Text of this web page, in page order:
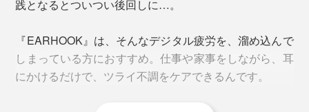
践となるとついつい後回しに…。
『EARHOOK』は、そんなデジタル疲労を、溜め込んで
しまっている方におすすめ。仕事や家事をしながら、耳
にかけるだけで、ツライ不調をケアできるんです。